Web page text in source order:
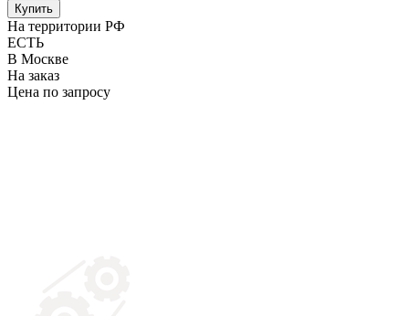
Купить
На территории РФ
ЕСТЬ
В Москве
На заказ
Цена по запросу